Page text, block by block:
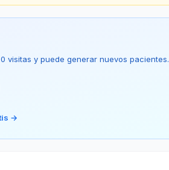
visitas y puede generar nuevos pacientes.
→